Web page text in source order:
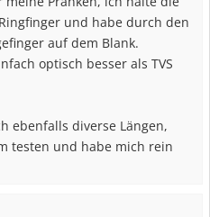
Funktion nicht weiter
versuche ich es mal mit einem
auf bzw. zwischen den
und habe durch den
auf dem Blank.
optisch besser als TVS
ebenfalls diverse Längen,
testen und habe mich rein